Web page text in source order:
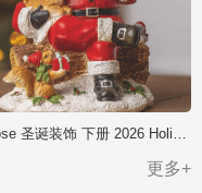
Melrose 圣诞装饰 下册 2026 Holiday
更多+